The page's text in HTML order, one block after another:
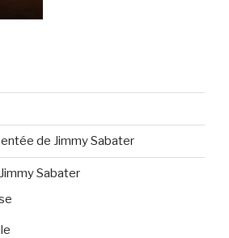
de Jimmy Sabater
Sabater